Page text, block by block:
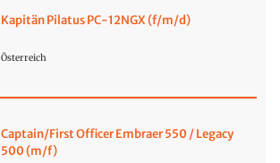
Kapitän Pilatus PC-12NGX (f/m/d)
Österreich
Captain/First Officer Embraer 550 / Legacy
500 (m/f)